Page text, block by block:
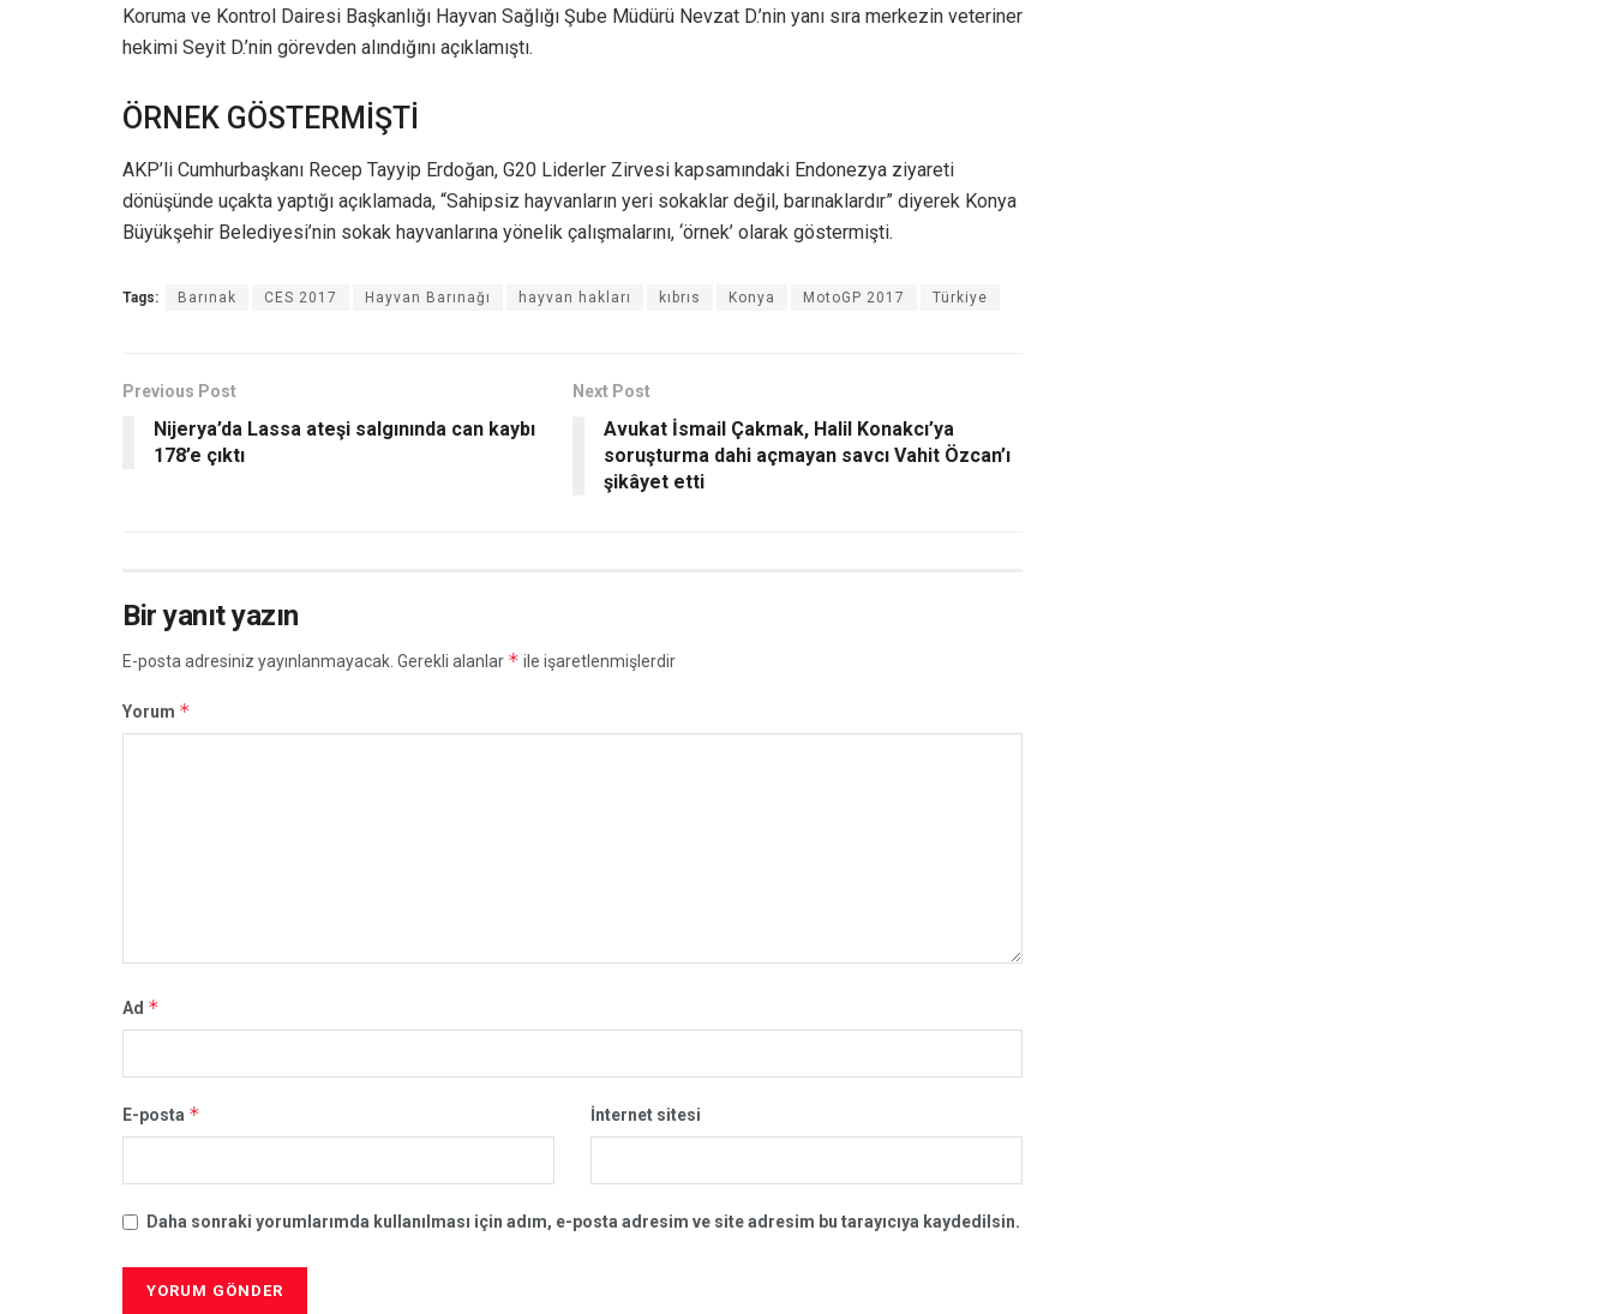
Koruma ve Kontrol Dairesi Başkanlığı Hayvan Sağlığı Şube Müdürü Nevzat D.’nin yanı sıra merkezin veteriner
hekimi Seyit D.’nin görevden alındığını açıklamıştı.
ÖRNEK GÖSTERMİŞTİ
AKP’li Cumhurbaşkanı Recep Tayyip Erdoğan, G20 Liderler Zirvesi kapsamındaki Endonezya ziyareti
dönüşünde uçakta yaptığı açıklamada, “Sahipsiz hayvanların yeri sokaklar değil, barınaklardır” diyerek Konya
Büyükşehir Belediyesi’nin sokak hayvanlarına yönelik çalışmalarını, ‘örnek’ olarak göstermişti.
Tags: Barınak CES 2017 Hayvan Barınağı hayvan hakları kıbrıs Konya MotoGP 2017 Türkiye
Previous Post
Nijerya’da Lassa ateşi salgınında can kaybı
178’e çıktı
Next Post
Avukat İsmail Çakmak, Halil Konakcı’ya
soruşturma dahi açmayan savcı Vahit Özcan’ı
şikâyet etti
Bir yanıt yazın
E-posta adresiniz yayınlanmayacak. Gerekli alanlar * ile işaretlenmişlerdir
Yorum *
Ad *
E-posta * İnternet sitesi
Daha sonraki yorumlarımda kullanılması için adım, e-posta adresim ve site adresim bu tarayıcıya kaydedilsin.